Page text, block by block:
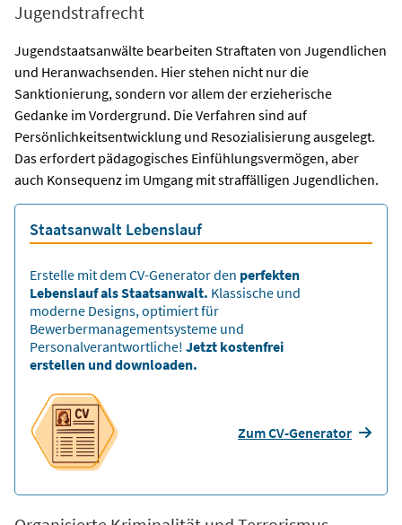
Jugendstrafrecht
Jugendstaatsanwälte bearbeiten Straftaten von Jugendlichen
und Heranwachsenden. Hier stehen nicht nur die
Sanktionierung, sondern vor allem der erzieherische
Gedanke im Vordergrund. Die Verfahren sind auf
Persönlichkeitsentwicklung und Resozialisierung ausgelegt.
Das erfordert pädagogisches Einfühlungsvermögen, aber
auch Konsequenz im Umgang mit straffälligen Jugendlichen.
Staatsanwalt Lebenslauf
Erstelle mit dem CV-Generator den perfekten
Lebenslauf als Staatsanwalt. Klassische und
moderne Designs, optimiert für
Bewerbermanagementsysteme und
Personalverantwortliche! Jetzt kostenfrei
erstellen und downloaden.
Zum CV-Generator